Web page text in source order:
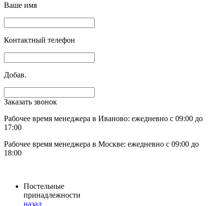
Ваше имя
Контактный телефон
Добав.
Заказать звонок
Рабочее время менеджера в Иваново: ежедневно с 09:00 до
17:00
Рабочее время менеджера в Москве: ежедневно с 09:00 до
18:00
Постельные
принадлежности
назад